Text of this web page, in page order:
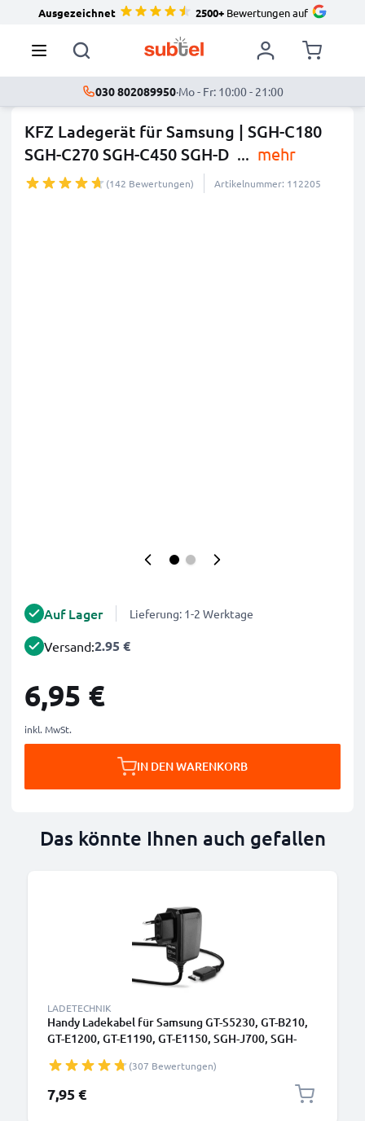
Ausgezeichnet 2500+Bewertungen auf
030 802089950·Mo - Fr: 10:00 - 21:00
KFZ Ladegerät für Samsung | SGH-C180
SGH-C270 SGH-C450 SGH-D ... mehr
(142 Bewertungen) Artikelnummer: 112205
Auf Lager Lieferung: 1-2 Werktage
Versand:2.95 €
6,95 €
inkl. MwSt.
IN DEN WARENKORB
Das könnte Ihnen auch gefallen
LADETECHNIK
Handy Ladekabel für Samsung GT-S5230, GT-B210,
GT-E1200, GT-E1190, GT-E1150, SGH-J700, SGH-
Connector Ladegerät 1.1m, Handyladekabel
(307 Bewertungen)
7,95 €